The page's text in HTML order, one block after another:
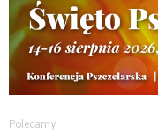
Polecamy